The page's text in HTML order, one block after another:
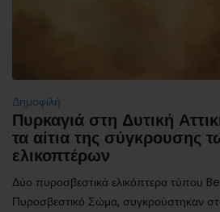
Δημοφιλή
Πυρκαγιά στη Δυτική
τα αίτια της σύγκρουσης
ελικοπτέρων
Δύο πυροσβεστικά ελικόπτερα τύπου
Πυροσβεστικό Σώμα, συγκρούστηκαν